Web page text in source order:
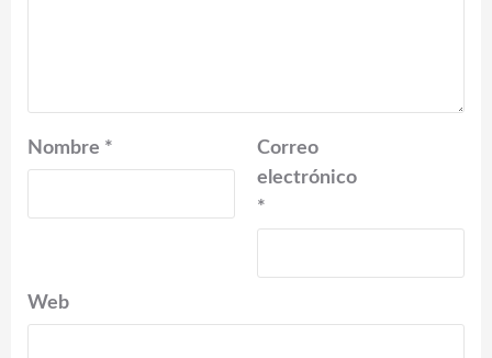
Nombre *
Correo
electrónico
*
Web